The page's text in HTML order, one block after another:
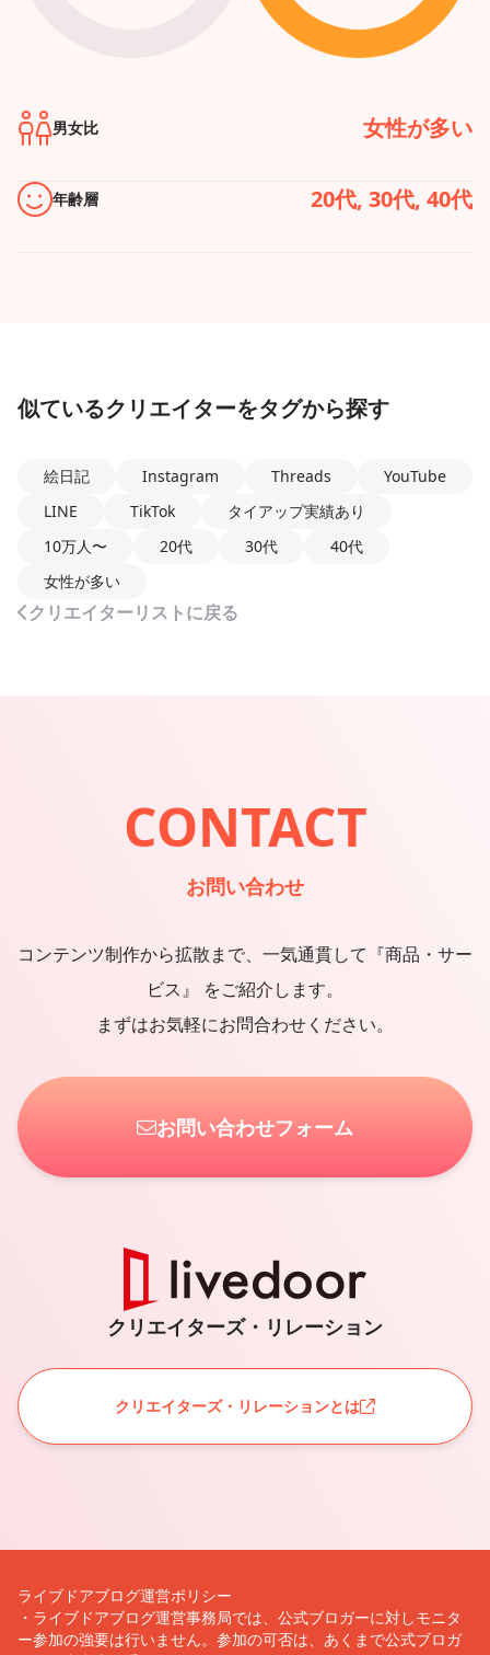
男女比 女性が多い
年齢層 20代, 30代, 40代
似ているクリエイターをタグから探す
絵日記 Instagram Threads
YouTube
LINE
TikTok
タイアップ実績あり
10万人〜
20代 30代
40代
女性が多い
クリエイターリストに戻る
CONTACT
お問い合わせ
コンテンツ制作から拡散まで、一気通貫して『商品・サー
ビス』 をご紹介します。
まずはお気軽にお問合わせください。
お問い合わせフォーム
クリエイターズ・リレーション
クリエイターズ・リレーションとは
ライブドアブログ運営ポリシー
・ライブドアブログ運営事務局では、公式ブロガーに対しモニタ
ー参加の強要は行いません。参加の可否は、あくまで公式ブロガ